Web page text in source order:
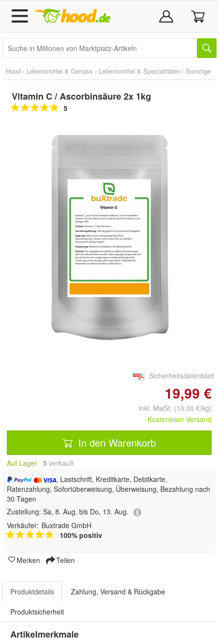
Hood › Lebensmittel & Genuss › Lebensmittel & Spezialitäten › Sonstige
Vitamin C / Ascorbinsäure 2x 1kg
5
Doppelt antippen zum
vergrößern
Sicherheitsdatenblatt
19,99 €
inkl. MwSt. (10,00 €/kg)
Kostenloser Versand
In den Warenkorb
Auf Lager 5 verkauft
, Lastschrift, Kreditkarte, Debitkarte,
Ratenzahlung, Sofortüberweisung, Überweisung, Bezahlung nach
30 Tagen
Zustellung: Sa, 8. Aug. bis Do, 13. Aug.
Verkäufer: Buxtrade GmbH
100% positiv
Merken Teilen
Produktdetails Zahlung, Versand & Rückgabe
Produktsicherheit
Artikelmerkmale